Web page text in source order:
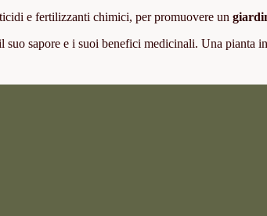
e fertilizzanti chimici, per promuovere un
suo sapore e i suoi benefici medicinali. Una pianta